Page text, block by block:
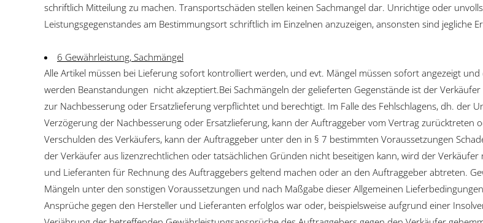
schriftlich Mitteilung zu machen. Transportschäden stellen keinen Sachmangel dar. Unrichtige oder
Leistungsgegenstandes am Bestimmungsort schriftlich im Einzelnen anzuzeigen, ansonsten sind jegliche
6 Gewährleistung, Sachmängel
Alle Artikel müssen bei Lieferung sofort kontrolliert werden, und evt. Mängel müssen sofort angezeigt
werden Beanstandungen nicht akzeptiert.Bei Sachmängeln der gelieferten Gegenstände ist der
zur Nachbesserung oder Ersatzlieferung verpflichtet und berechtigt. Im Falle des Fehlschlagens, dh. der
Verzögerung der Nachbesserung oder Ersatzlieferung, kann der Auftraggeber vom Vertrag zurücktreten
Verschulden des Verkäufers, kann der Auftraggeber unter den in § 7 bestimmten Voraussetzungen
der Verkäufer aus lizenzrechtlichen oder tatsächlichen Gründen nicht beseitigen kann, wird der
und Lieferanten für Rechnung des Auftraggebers geltend machen oder an den Auftraggeber abtreten.
Mängeln unter den sonstigen Voraussetzungen und nach Maßgabe dieser Allgemeinen
Ansprüche gegen den Hersteller und Lieferanten erfolglos war oder, beispielsweise aufgrund einer